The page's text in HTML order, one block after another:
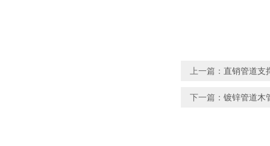
上一篇： 直销管道支
下一篇： 镀锌管道木